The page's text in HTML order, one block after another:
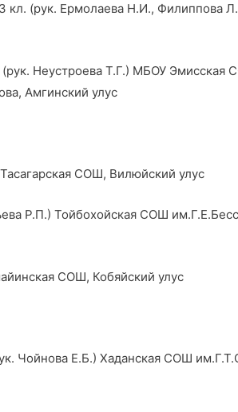
Ермолаева Н.И., Филиппова
Т.Г.) МБОУ Эмисская
Амгинский улус
СОШ, Вилюйский улус
Р.П.) Тойбохойская СОШ
СОШ, Кобяйский улус
Чойнова Е.Б.) Хаданская СОШ